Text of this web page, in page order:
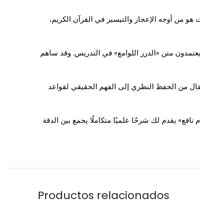
من أوجه الإعجاز والتيسير في القرآن الكريم،
متن «الدرر اللوامع» في التدريس. وقد ساهم
من الحفظ النظري إلى الفهم الحقيقي لقواعد
نافع» يقدم لك شرحًا علميًا متكاملًا يجمع بين الدقة
Productos relacionados